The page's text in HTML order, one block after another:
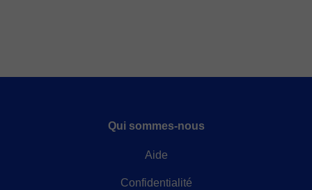
Qui sommes-nous
Aide
Confidentialité